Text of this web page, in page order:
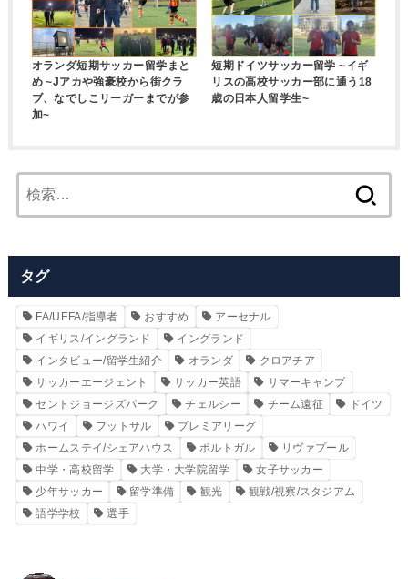
オランダ短期サッカー留学まと
め ~Jアカや強豪校から街クラ
ブ、なでしこリーガーまでが参
加~
短期ドイツサッカー留学 ~イギ
リスの高校サッカー部に通う18
歳の日本人留学生~
索:
タグ
FA/UEFA/指導者 おすすめ
アーセナル
イギリス/イングランド
イングランド
インタビュー/留学生紹介
オランダ
クロアチア
サッカーエージェント
サッカー英語
サマーキャンプ
セントジョージズパーク
チェルシー チーム遠征
ドイツ
ハワイ
フットサル
プレミアリーグ
ホームステイ/シェアハウス
ポルトガル
リヴァプール
中学・高校留学
大学・大学院留学
女子サッカー
少年サッカー
留学準備 観光
観戦/視察/スタジアム
語学学校
選手